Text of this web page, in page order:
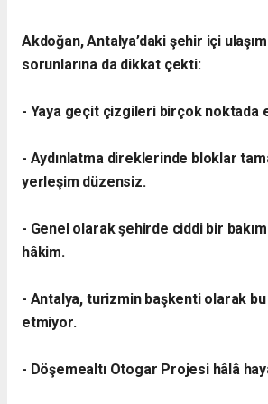
Akdoğan, Antalya’daki şehir içi
sorunlarına da dikkat çekti:
- Yaya geçit çizgileri birçok noktada
- Aydınlatma direklerinde bloklar
yerleşim düzensiz.
- Genel olarak şehirde ciddi bir
hâkim.
- Antalya, turizmin başkenti olarak
etmiyor.
- Döşemealtı Otogar Projesi hâlâ